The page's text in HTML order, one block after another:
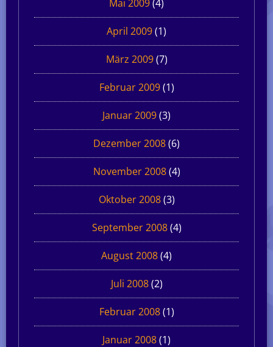
Mai 2009(4)
April 2009(1)
März 2009(7)
Februar 2009(1)
Januar 2009(3)
Dezember 2008(6)
November 2008(4)
Oktober 2008(3)
September 2008(4)
August 2008(4)
Juli 2008(2)
Februar 2008(1)
Januar 2008(1)